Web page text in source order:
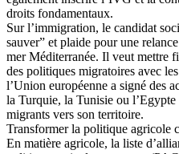
droits fondamentaux.
Sur l’immigration, le candidat
sauver” et plaide pour une
mer Méditerranée. Il veut mettre
des politiques migratoires avec
l’Union européenne a signé des
la Turquie, la Tunisie ou
migrants vers son territoire.
Transformer la politique agricole
En matière agricole, la liste